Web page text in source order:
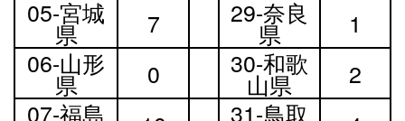
05-宮城
県 7 29-奈良
県
1
06-山形
県 0 30-和歌
山県
2
07-福島
31-鳥取